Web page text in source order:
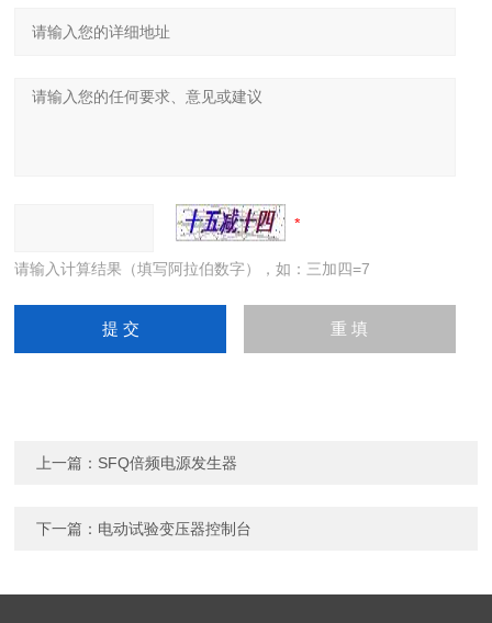
请输入计算结果（填写阿拉伯数字），如：三加四=7
上一篇： SFQ倍频电源发生器
下一篇： 电动试验变压器控制台